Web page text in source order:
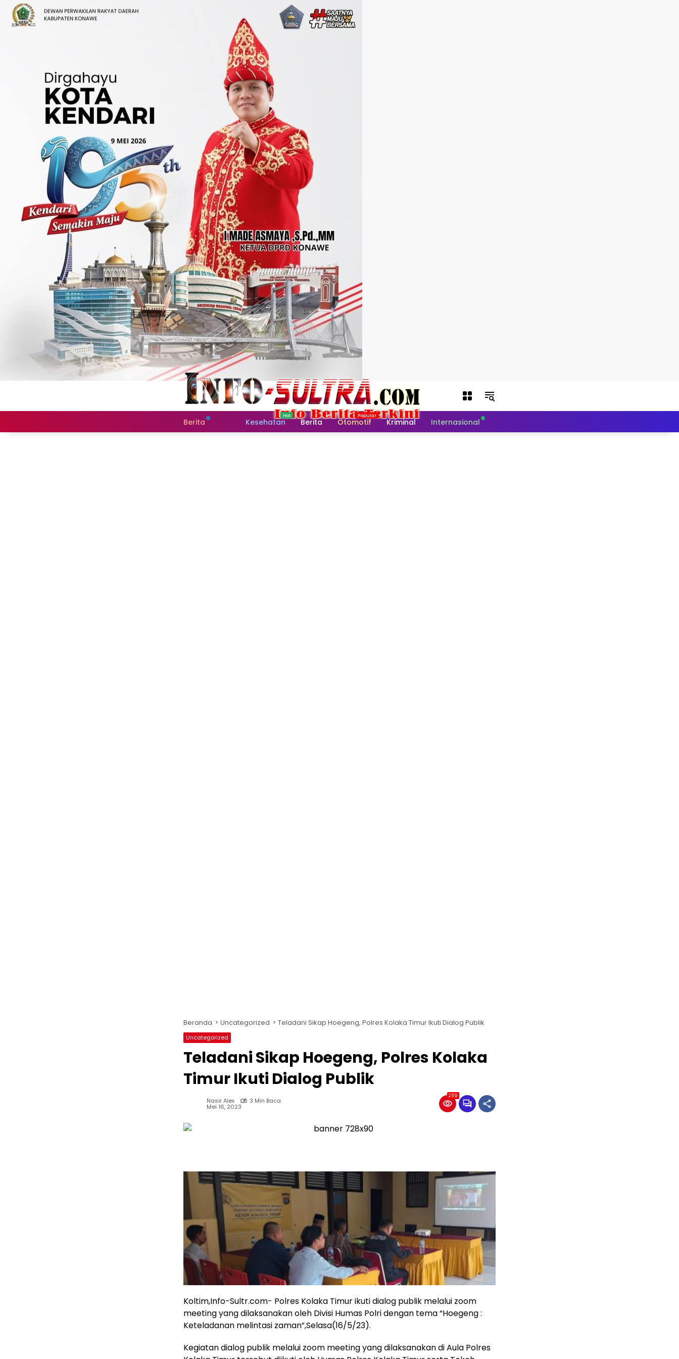
Berita HomeKesehatan Berita Otomotif Kriminal Internasional
Beranda Uncategorized Teladani Sikap Hoegeng, Polres Kolaka Timur Ikuti Dialog Publik
Uncategorized
Teladani Sikap Hoegeng, Polres Kolaka
Timur Ikuti Dialog Publik
Nasir Alex 3 Min Baca
Mei 16, 2023
259
Koltim,Info-Sultr.com- Polres Kolaka Timur ikuti dialog publik melalui zoom
meeting yang dilaksanakan oleh Divisi Humas Polri dengan tema “Hoegeng :
Keteladanan melintasi zaman”,Selasa(16/5/23).
Kegiatan dialog publik melalui zoom meeting yang dilaksanakan di Aula Polres